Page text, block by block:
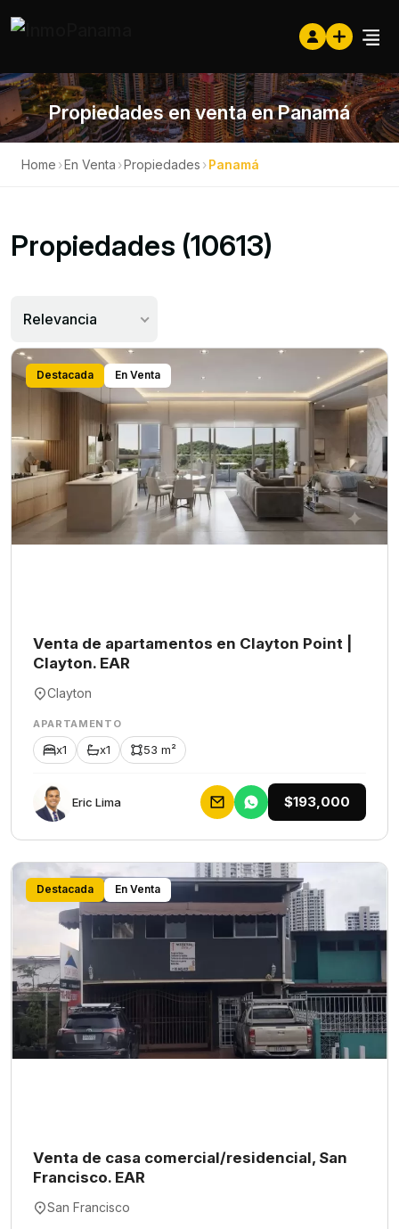
Propiedades en venta en Panamá
Home ›En Venta ›Propiedades ›Panamá
Propiedades (10613)
Relevancia
Destacada En Venta
Venta de apartamentos en Clayton Point |
Clayton. EAR
Clayton
APARTAMENTO
x1 x1 53 m²
Eric Lima $193,000
Destacada En Venta
Venta de casa comercial/residencial, San
Francisco. EAR
San Francisco